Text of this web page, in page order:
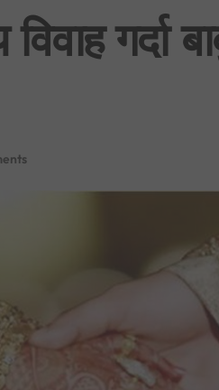
फिफा विश्वकप २०२६:
साउन १ देखि लागू हुने गरी
गर्दा